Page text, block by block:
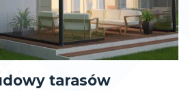
tarasów